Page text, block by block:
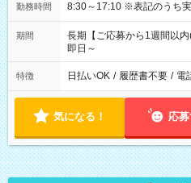
勤務時間 8:30～17:10 ※表記
期間
長期【ご応募から1週間以
即日～
特徴 日払いOK / 履歴書不要 / 電
気になる！ 応